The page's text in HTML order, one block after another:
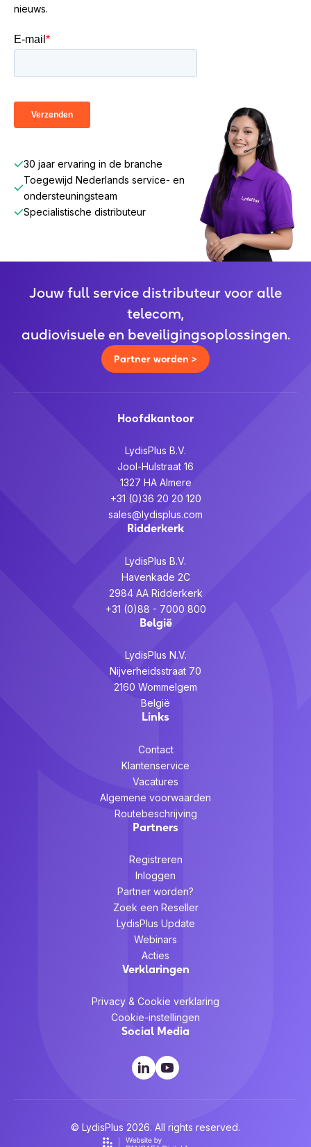
nieuws.
30 jaar ervaring in de branche
Toegewijd Nederlands service- en
ondersteuningsteam
Specialistische distributeur
Jouw full service distributeur voor alle
telecom,
audiovisuele en beveiligingsoplossingen.
Partner worden >
Hoofdkantoor
LydisPlus B.V.
Jool-Hulstraat 16
1327 HA Almere
+31 (0)36 20 20 120
sales@lydisplus.com
Ridderkerk
LydisPlus B.V.
Havenkade 2C
2984 AA Ridderkerk
+31 (0)88 - 7000 800
België
LydisPlus N.V.
Nijverheidsstraat 70
2160 Wommelgem
België
Links
Contact
Klantenservice
Vacatures
Algemene voorwaarden
Routebeschrijving
Partners
Registreren
Inloggen
Partner worden?
Zoek een Reseller
LydisPlus Update
Webinars
Acties
Verklaringen
Privacy & Cookie verklaring
Cookie-instellingen
Social Media
© LydisPlus 2026. All rights reserved.